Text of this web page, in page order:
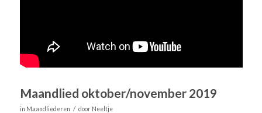
Maandlied oktober/november 2019
in Maandliederen / door Neeltje